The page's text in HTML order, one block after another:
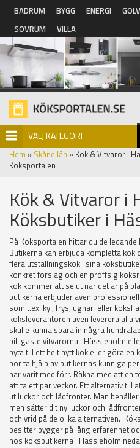
Hoppa till huvudinnehåll
BADRUM BYGG ENERGI GOLV
SOVRUM
VILLA
VÄLJ KATEGORI
Hem » Skåne län » Kök & Vitvaror i
Köksportalen
Kök & Vitvaror i
Köksbutiker i
På Köksportalen hittar du de
Butikerna kan erbjuda kompletta
flera utställningskök i sina
konkret förslag och en proffsig
kök kommer att se ut när det är på
butikerna erbjuder även
som t.ex. kyl, frys, ugnar eller
köksleverantören även leverera alla
skulle kunna spara in några
billigaste vitvarorna i Hässleholm
byta till ett helt nytt kök eller göra
bör ta hjälp av butikernas kunniga
har varit med förr. Räkna med att
att ta ett par veckor. Ett alternativ till
ut luckor och lådfronter. Man
men sätter dit ny luckor och
och vrid på de olika alternativen.
besitter bygger på lång erfarenhet
hos köksbutikerna i Hässleholm